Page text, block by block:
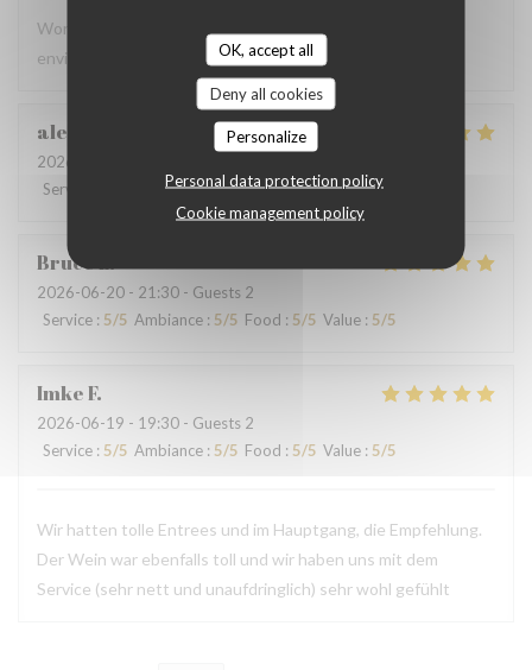
OK, accept all
Deny all cookies
Personalize
Personal data protection policy
Cookie management policy
Wonderful meal, excellent service, and a beautiful
environment. We will definitely be back!
alessandra
2026-06-23
Service
Ambiance:4/5 Food:5/5 Value:4/5
BruceL
2026-06-20 - 21:30 - Guests 2
Service : 5/5 Ambiance : 5/5 Food : 5/5 Value : 5/5
ImkeF
2026-06-19 - 19:30 - Guests 2
Service : 5/5 Ambiance : 5/5 Food : 5/5 Value : 5/5
Wir hatten tolle Entrees und im Hauptgang, die Empfehlung.
Der Wein war ebenfalls toll und wir haben uns mit dem
Service (sehr nett und unaufdringlich) sehr wohl gefühlt